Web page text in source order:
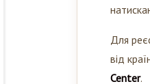
Для
від
Center.